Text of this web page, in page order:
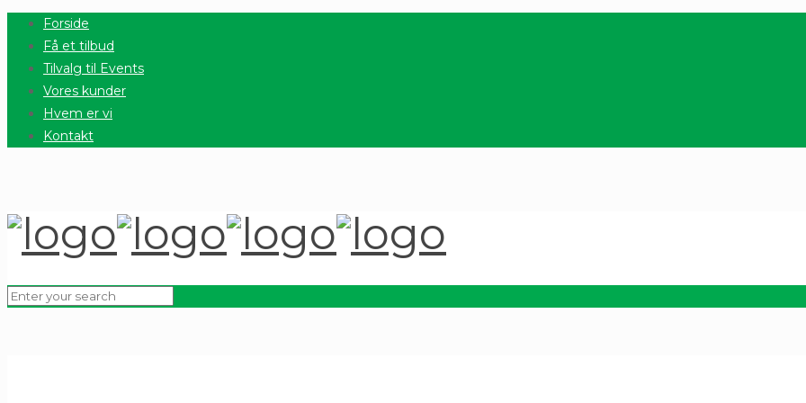
Forside
Få et tilbud
Tilvalg til Events
Vores kunder
Hvem er vi
Kontakt